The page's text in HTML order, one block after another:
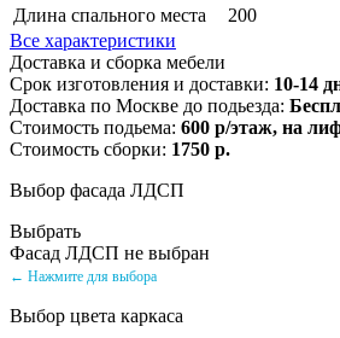
Длина спального места
200
Все характеристики
Доставка и сборка мебели
Срок изготовления и доставки: 10-14
Доставка по Москве до подьезда:
Стоимость подьема: 600 р/этаж, на
Стоимость сборки: 1750 р.
Выбор фасада ЛДСП
Выбрать
Фасад ЛДСП не выбран
← Нажмите для выбора
Выбор цвета каркаса